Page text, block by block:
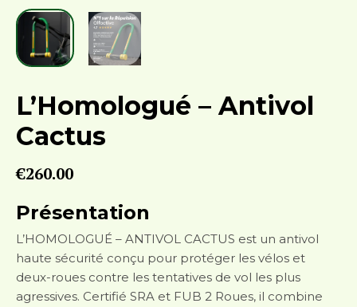
L’Homologué – Antivol
Cactus
€260.00
Présentation
L’HOMOLOGUÉ – ANTIVOL CACTUS est un antivol
haute sécurité conçu pour protéger les vélos et
deux-roues contre les tentatives de vol les plus
agressives. Certifié SRA et FUB 2 Roues, il combine